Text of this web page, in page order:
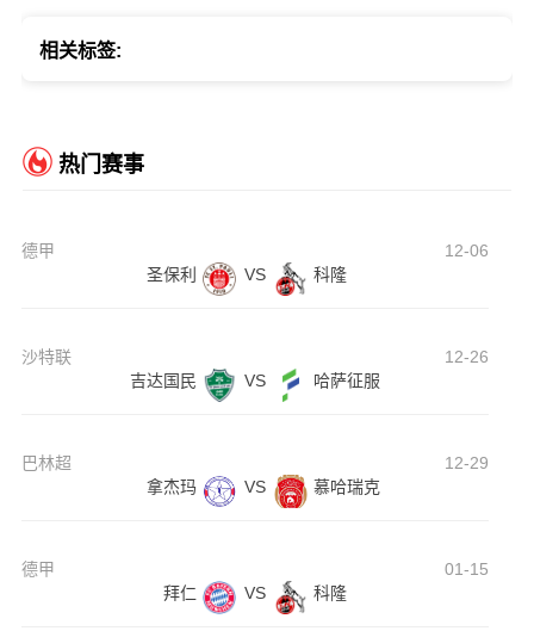
相关标签:
热门赛事
德甲
12-06
圣保利
VS 科隆
沙特联
12-26
吉达国民
VS 哈萨征服
巴林超
12-29
拿杰玛
VS 慕哈瑞克
德甲
01-15
拜仁
VS 科隆